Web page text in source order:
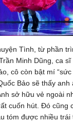
Tình, từ phần
Minh Dũng, ca
cô còn bật mí
Bảo sẽ thấy
sở hữu vẻ ngoài
cuốn hút. Đó cũng
tóm được nhiều trái